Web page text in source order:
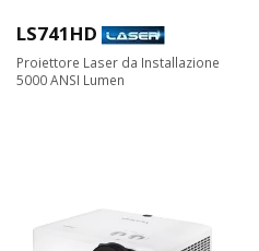
LS741HD
Proiettore Laser da Installazione
5000 ANSI Lumen